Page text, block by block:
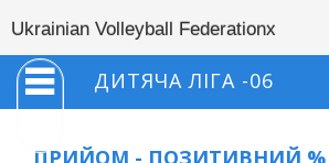
Ukrainian Volleyball Federationx
ДИТЯЧА ЛІГА -06
ПРИЙОМ - ПОЗИТИВНИЙ %